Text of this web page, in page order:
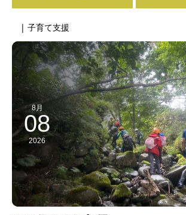
| 子育て支援
8月
08
2026